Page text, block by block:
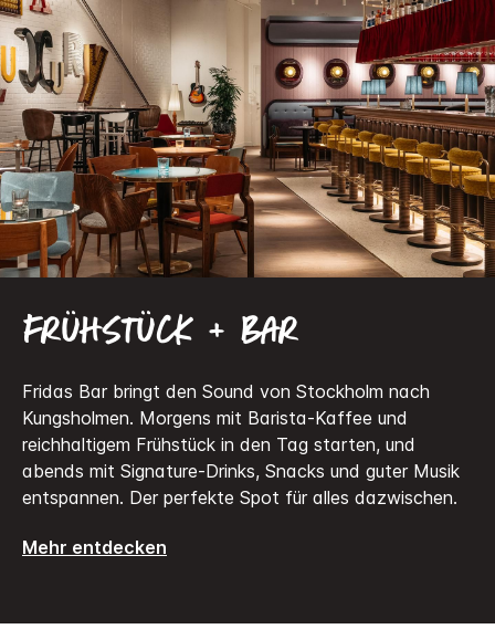
Frühstück + Bar
Fridas Bar bringt den Sound von Stockholm nach
Kungsholmen. Morgens mit Barista-Kaffee und
reichhaltigem Frühstück in den Tag starten, und
abends mit Signature-Drinks, Snacks und guter Musik
entspannen. Der perfekte Spot für alles dazwischen.
Mehr entdecken